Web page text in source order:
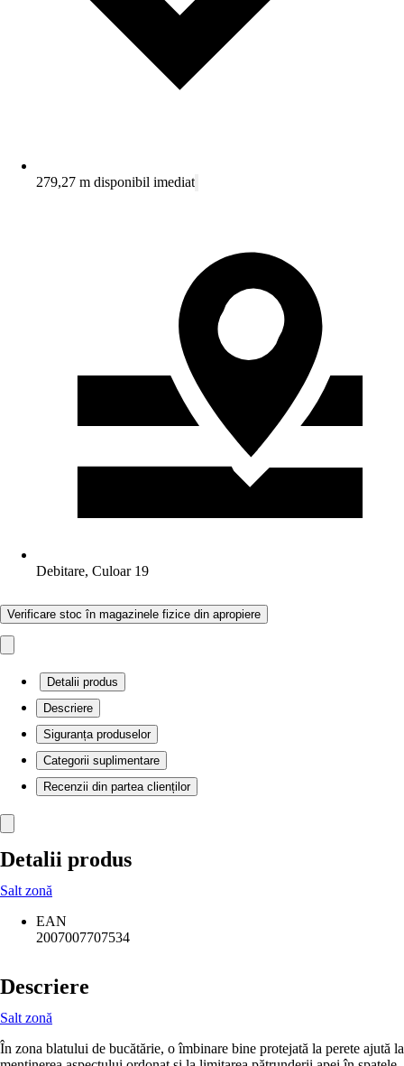
279,27 m disponibil imediat
Debitare, Culoar 19
Verificare stoc în magazinele fizice din apropiere
Detalii produs
Descriere
Siguranța produselor
Categorii suplimentare
Recenzii din partea clienților
Detalii produs
Salt zonă
EAN
2007007707534
Descriere
Salt zonă
În zona blatului de bucătărie, o îmbinare bine protejată la perete ajută la